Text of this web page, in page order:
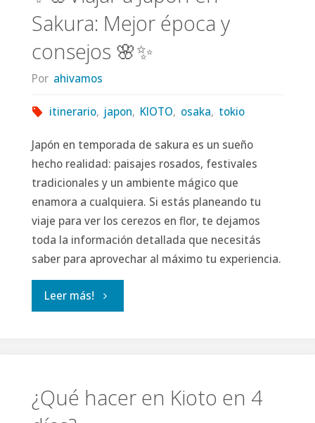
Sakura: Mejor época y
consejos 🌸✨
Por ahivamos
itinerario, japon, KIOTO, osaka, tokio
Japón en temporada de sakura es un sueño
hecho realidad: paisajes rosados, festivales
tradicionales y un ambiente mágico que
enamora a cualquiera. Si estás planeando tu
viaje para ver los cerezos en flor, te dejamos
toda la información detallada que necesitás
saber para aprovechar al máximo tu experiencia.
Leer más! "✨
¿Qué hacer en Kioto en 4